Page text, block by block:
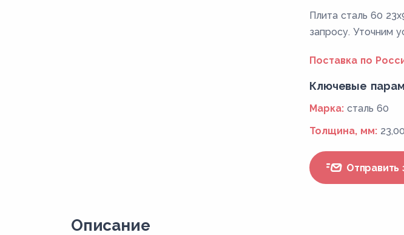
Плита сталь 60
запросу. Уточним
Поставка по
Ключевые
Марка: сталь 60
Толщина, мм: 23,00
Отправить
Описание